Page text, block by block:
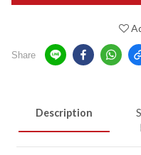
Share
Description